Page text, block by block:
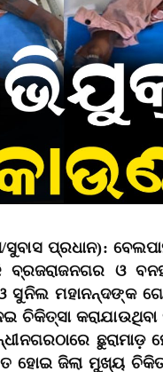
ପ୍ରଧାନ):
ଓ
ମହାନନ୍ଦଙ୍କ
ଚିକିତ୍ସା
ଜିଲା ମୁଖ୍ୟ